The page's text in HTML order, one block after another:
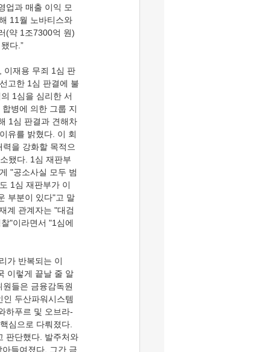
업과 매출 이익 모
11월 노바티스와
(약 1조7300억 원)
다.”
이재용 무죄 1심 판
고한 1심 판결에 불
1심을 심리한 서
병에 의한 그룹 지
1심 판결과 견해차
유를 밝혔다. 이 회
을 강화할 목적으
됐다. 1심 재판부
"공소사실 모두 범
1심 재판부가 이
부분이 있다"고 말
계 관계자는 "대검
"이라면서 "1심에
가 반복되는 이
이렇게 끝날 줄 알
들은 금융감독원
인 두산파워시스템
하푸르 및 오브라-
심으로 다뤄졌다.
판단했다. 발주처와
들여졌다. 그간 금